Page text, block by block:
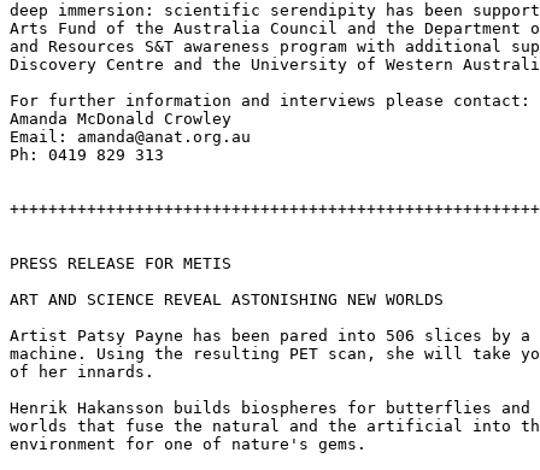
deep immersion: scientific serendipity has been
Arts Fund of the Australia Council and the Department
and Resources S&T awareness program with additional
Discovery Centre and the University of Western
For further information and interviews please contact:
Amanda McDonald Crowley
Email: amanda@anat.org.au
Ph: 0419 829 313
PRESS RELEASE FOR METIS
ART AND SCIENCE REVEAL ASTONISHING NEW WORLDS
Artist Patsy Payne has been pared into 506 slices by
machine. Using the resulting PET scan, she will take
of her innards.
Henrik Hakansson builds biospheres for butterflies
worlds that fuse the natural and the artificial into
environment for one of nature's gems.